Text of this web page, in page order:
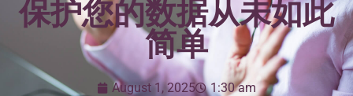
保护您的数据从未如此
简单
August 1, 2025 1:30 am